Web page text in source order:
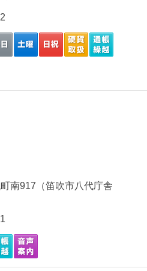
南917（笛吹市八代庁舎